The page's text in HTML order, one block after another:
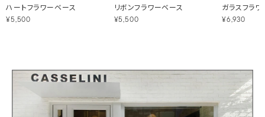
ハートフラワーベース
¥5,500
リボンフラワーベース
¥5,500
ガラスフラ
¥6,930